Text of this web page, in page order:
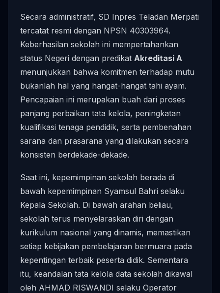
Secara administratif, SD Inpres Teladan Merpati
tercatat resmi dengan NPSN 40303964.
Keberhasilan sekolah ini mempertahankan
status Negeri dengan predikat Akreditasi A
menunjukkan bahwa komitmen terhadap mutu
bukanlah hal yang hangat-hangat tahi ayam.
Pencapaian ini merupakan buah dari proses
panjang perbaikan tata kelola, peningkatan
kualifikasi tenaga pendidik, serta pembenahan
sarana dan prasarana yang dilakukan secara
konsisten berdekade-dekade.
Saat ini, kepemimpinan sekolah berada di
bawah kepemimpinan Syamsul Bahri selaku
Kepala Sekolah. Di bawah arahan beliau,
sekolah terus menyelaraskan diri dengan
kurikulum nasional yang dinamis, memastikan
setiap kebijakan pembelajaran bermuara pada
kepentingan terbaik peserta didik. Sementara
itu, keandalan tata kelola data sekolah dikawal
oleh AHMAD RISWANDI selaku Operator